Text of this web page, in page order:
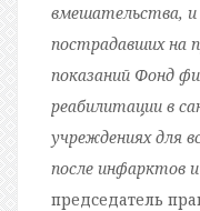
вмешательства, и
пострадавших на
показаний Фонд
реабилитации в
учреждениях для
после инфарктов
председатель